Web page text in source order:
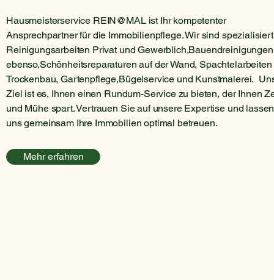
Hausmeisterservice REIN@MAL ist Ihr kompetenter
Ansprechpartner für die Immobilienpflege. Wir sind
Reinigungsarbeiten Privat und Gewerblich,Bauendreinigungen
ebenso,Schönheitsreparaturen auf der Wand, Spachtelarbeiten
Trockenbau, Gartenpflege,Bügelservice und Kunstmalerei.
Ziel ist es, Ihnen einen Rundum-Service zu bieten, der Ihnen
und Mühe spart. Vertrauen Sie auf unsere Expertise und
uns gemeinsam Ihre Immobilien optimal betreuen.
Mehr erfahren